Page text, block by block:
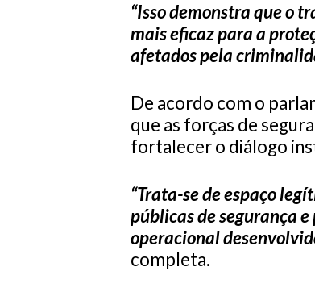
“Isso demonstra que o
mais eficaz para a
afetados pela
De acordo com o
que as forças de
fortalecer o diálogo
“Trata-se de espaço
públicas de segurança
operacional
completa.